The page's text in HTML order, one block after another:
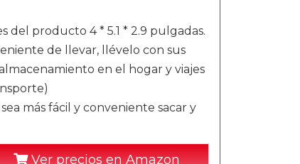
del producto 4 * 5.1 * 2.9 pulgadas.
de llevar, llévelo con sus
en el hogar y viajes
más fácil y conveniente sacar y
Ver precios en Amazon